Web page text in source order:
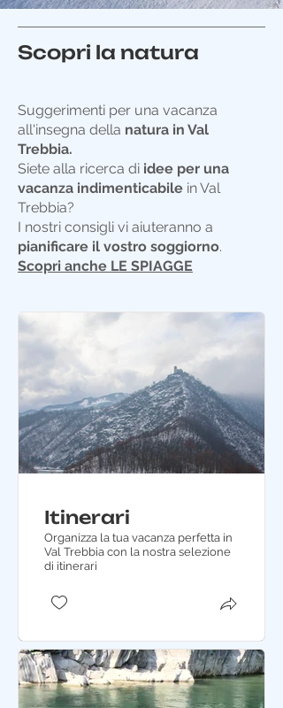
Scopri la natura
Suggerimenti per una vacanza
all'insegna della natura in Val
Trebbia.
Siete alla ricerca di idee per una
vacanza indimenticabile in Val
Trebbia?
I nostri consigli vi aiuteranno a
pianificare il vostro soggiorno.
Scopri anche LE SPIAGGE
Itinerari
Organizza la tua vacanza perfetta in
Val Trebbia con la nostra selezione
di itinerari